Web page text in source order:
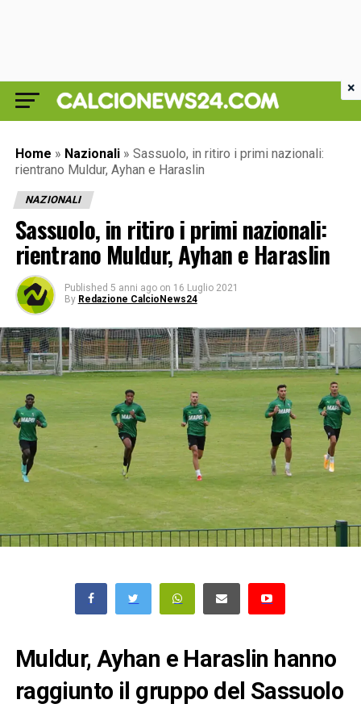
Home » Nazionali » Sassuolo, in ritiro i primi nazionali:
rientrano Muldur, Ayhan e Haraslin
NAZIONALI
Sassuolo, in ritiro i primi nazionali:
rientrano Muldur, Ayhan e Haraslin
Published 5 anni ago on 16 Luglio 2021
By Redazione CalcioNews24
Muldur, Ayhan e Haraslin hanno
raggiunto il gruppo del Sassuolo
×